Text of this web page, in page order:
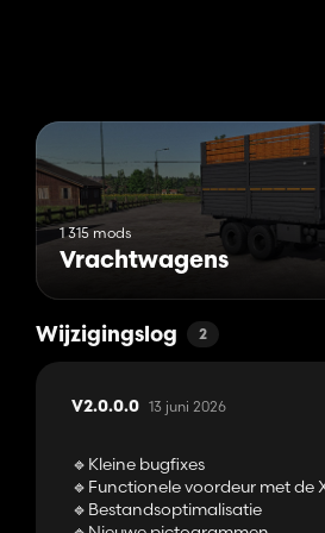
1 315 mods
Vrachtwagens
Wijzigingslog 2
V2.0.0.0 13 juni 2026
🔹Kleine bugfixes
🔹Functionele voordeur met de
🔹Bestandsoptimalisatie